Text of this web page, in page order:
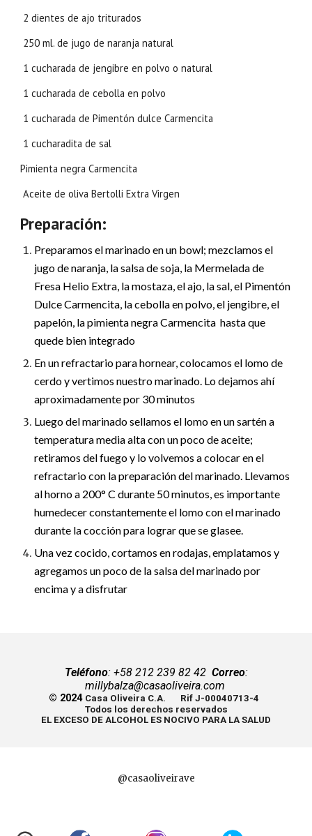
2 dientes de ajo triturados
250 ml. de jugo de naranja natural
1 cucharada de jengibre en polvo o natural
1 cucharada de cebolla en polvo
1 cucharada de Pimentón dulce Carmencita
1 cucharadita de sal
Pimienta negra Carmencita
Aceite de oliva Bertolli Extra Virgen
Preparación:
Preparamos el marinado en un bowl; mezclamos el
jugo de naranja, la salsa de soja, la Mermelada de
Fresa Helio Extra, la mostaza, el ajo, la sal, el Pimentón
Dulce Carmencita, la cebolla en polvo, el jengibre, el
papelón, la pimienta negra Carmencita hasta que
quede bien integrado
En un refractario para hornear, colocamos el lomo de
cerdo y vertimos nuestro marinado. Lo dejamos ahí
aproximadamente por 30 minutos
Luego del marinado sellamos el lomo en un sartén a
temperatura media alta con un poco de aceite;
retiramos del fuego y lo volvemos a colocar en el
refractario con la preparación del marinado. Llevamos
al horno a 200° C durante 50 minutos, es importante
humedecer constantemente el lomo con el marinado
durante la cocción para lograr que se glasee.
Una vez cocido, cortamos en rodajas, emplatamos y
agregamos un poco de la salsa del marinado por
encima y a disfrutar
Teléfono: +58 212 239 82 42Correo:
millybalza@casaoliveira.com
© 2024 Casa Oliveira C.A. Rif J-00040713-4
Todos los derechos reservados
EL EXCESO DE ALCOHOL ES NOCIVO PARA LA SALUD
@casaoliveirave